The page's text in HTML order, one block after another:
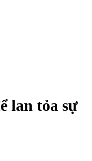
lan tỏa sự